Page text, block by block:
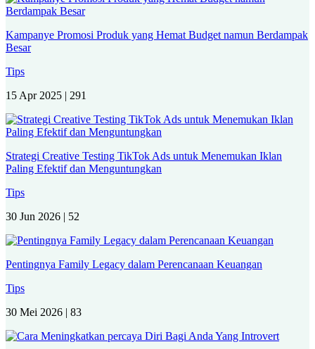
Kampanye Promosi Produk yang Hemat Budget namun Berdampak
Besar
Tips
15 Apr 2025 | 291
Strategi Creative Testing TikTok Ads untuk Menemukan Iklan
Paling Efektif dan Menguntungkan
Tips
30 Jun 2026 | 52
Pentingnya Family Legacy dalam Perencanaan Keuangan
Tips
30 Mei 2026 | 83